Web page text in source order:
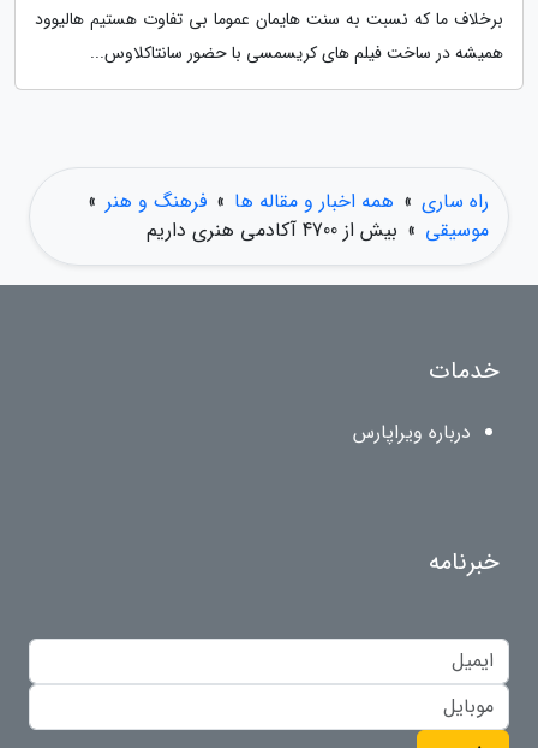
برخلاف ما که نسبت به سنت هایمان عموما بی تفاوت هستیم هالیوود
همیشه در ساخت فیلم های کریسمسی با حضور سانتاکلاوس...
راه ساری » همه اخبار و مقاله ها » فرهنگ و هنر »
موسیقی » بیش از 4700 آکادمی هنری داریم
خدمات
درباره ویراپارس
خبرنامه